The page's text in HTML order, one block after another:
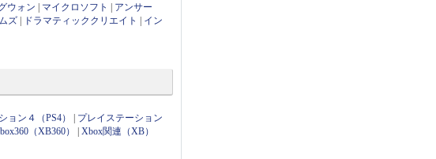
ウォン マイクロソフト
アンサー
ズ ドラマティッククリエイト
イン
ョン４（PS4）
プレイステーション
（XB360） |Xbox関連（XB）